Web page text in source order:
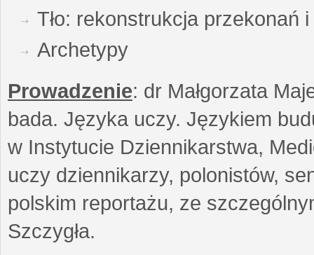
Tło: rekonstrukcja przekonań
Archetypy
Prowadzenie: dr Małgorzata
bada. Języka uczy. Językiem
w Instytucie Dziennikarstwa,
uczy dziennikarzy, polonistów,
polskim reportażu, ze
Szczygła.